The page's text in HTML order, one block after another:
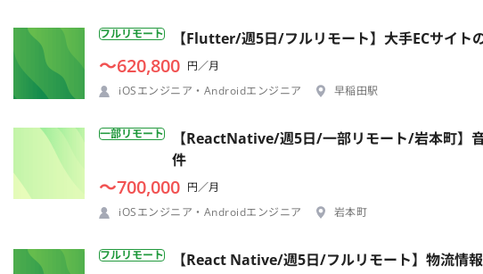
フルリモート 【Flutter/週5日/フルリモート】大手ECサイト
〜620,800 円／月
iOSエンジニア・Androidエンジニア
早稲田駅
一部リモート
【ReactNative/週5日/一部リモート/岩本町】
件
〜700,000 円／月
iOSエンジニア・Androidエンジニア
岩本町
フルリモート 【React Native/週5日/フルリモート】物流情